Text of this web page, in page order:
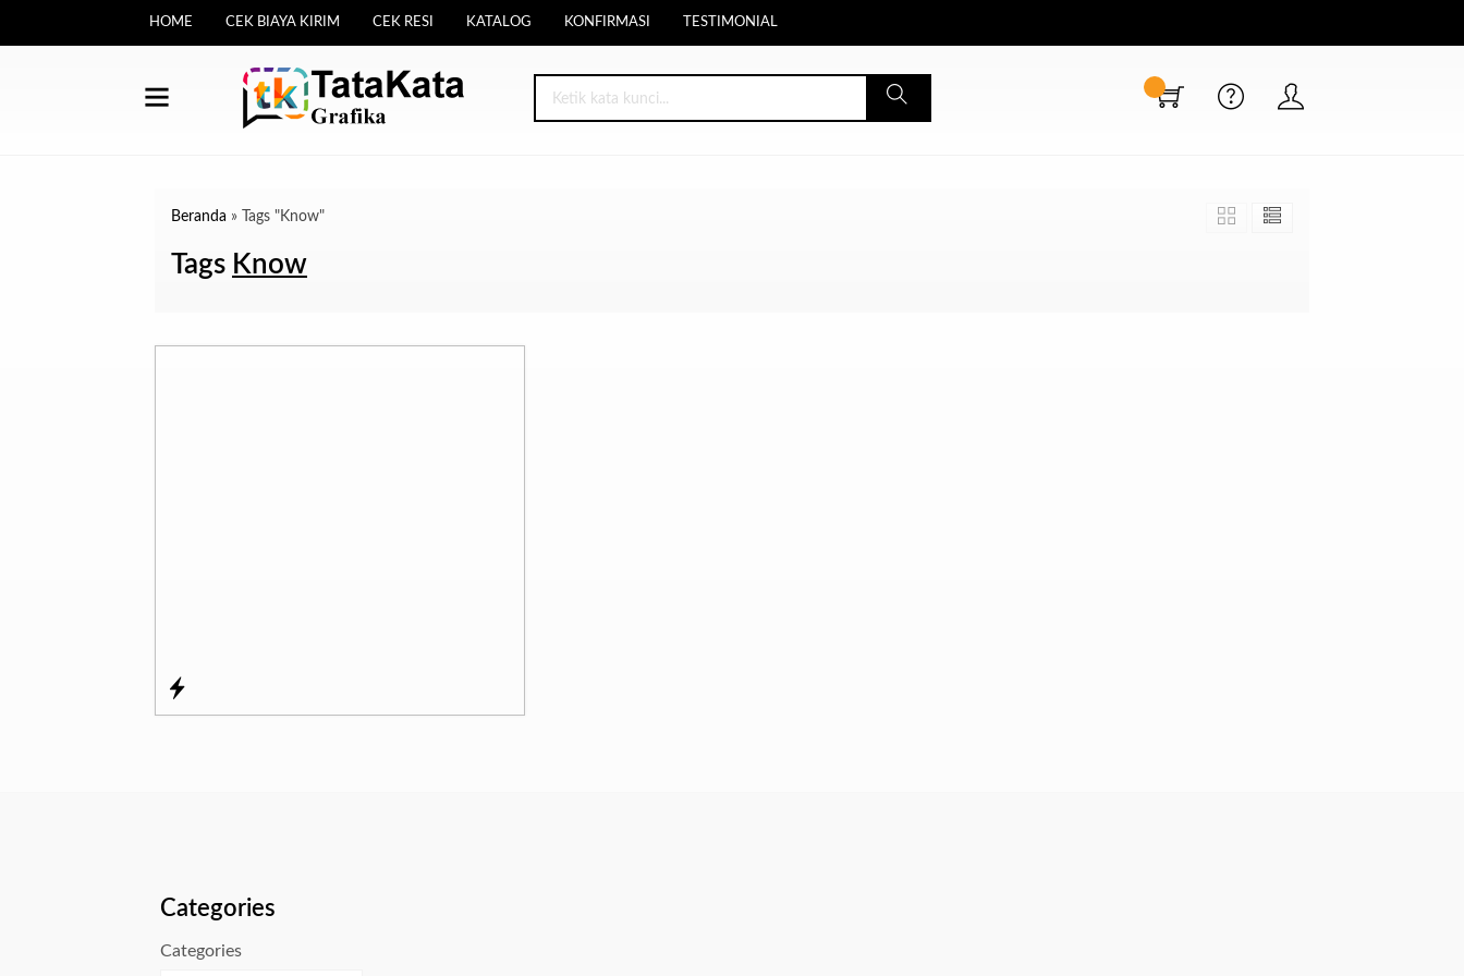
HOME CEK BIAYA KIRIM CEK RESI KATALOG KONFIRMASI TESTIMONIAL
Beranda » Tags "Know"
Tags Know
Categories
Categories